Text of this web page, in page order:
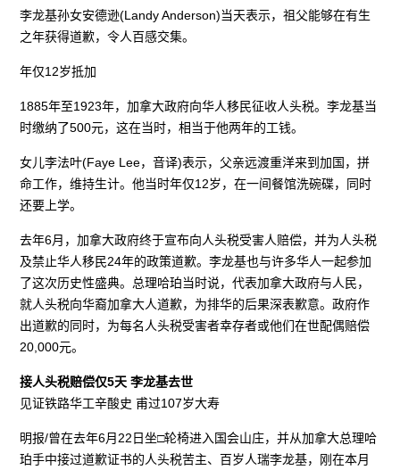
李龙基孙女安德逊(Landy Anderson)当天表示，祖父能够在有生
之年获得道歉，令人百感交集。
年仅12岁抵加
1885年至1923年，加拿大政府向华人移民征收人头税。李龙基当
时缴纳了500元，这在当时，相当于他两年的工钱。
女儿李法叶(Faye Lee，音译)表示，父亲远渡重洋来到加国，拼
命工作，维持生计。他当时年仅12岁，在一间餐馆洗碗碟，同时
还要上学。
去年6月，加拿大政府终于宣布向人头税受害人赔偿，并为人头税
及禁止华人移民24年的政策道歉。李龙基也与许多华人一起参加
了这次历史性盛典。总理哈珀当时说，代表加拿大政府与人民，
就人头税向华裔加拿大人道歉，为排华的后果深表歉意。政府作
出道歉的同时，为每名人头税受害者幸存者或他们在世配偶赔偿
20,000元。
接人头税赔偿仅5天 李龙基去世
见证铁路华工辛酸史 甫过107岁大寿
明报/曾在去年6月22日坐□轮椅进入国会山庄，并从加拿大总理哈
珀手中接过道歉证书的人头税苦主、百岁人瑞李龙基，刚在本月